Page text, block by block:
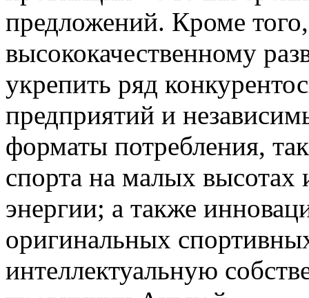
предложений. Кроме того,
высококачественному
укрепить ряд
предприятий и
форматы потребления,
спорта на малых высотах
энергии; а также
оригинальных
интеллектуальную